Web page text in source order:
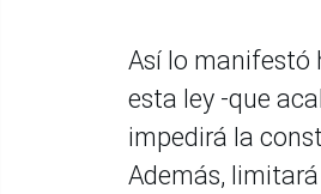
Así lo manifestó
esta ley -que
impedirá la
Además,